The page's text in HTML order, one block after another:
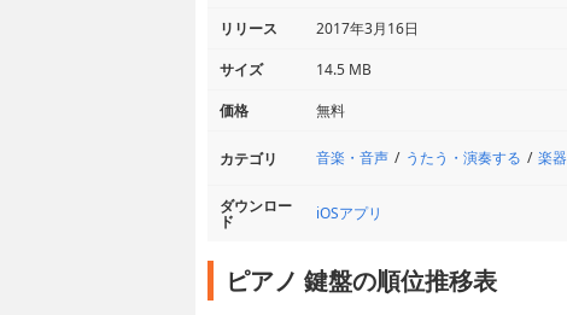
リリース
2017年3月16日
サイズ
14.5 MB
価格
無料
カテゴリ 音楽・音声 うたう・演奏する 楽
ダウンロー
ド iOSアプリ
ピアノ 鍵盤の順位推移表